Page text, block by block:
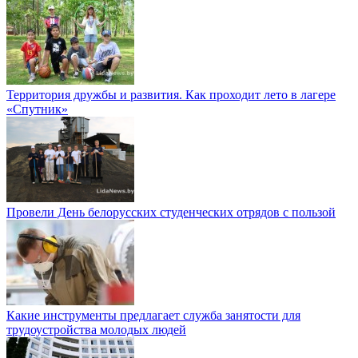
Территория дружбы и развития. Как проходит лето в лагере
«Спутник»
Провели День белорусских студенческих отрядов с пользой
Какие инструменты предлагает служба занятости для
трудоустройства молодых людей